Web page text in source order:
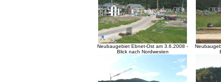
Neubaugebiet Ebnet-Ost am 3.6.2008 -
Blick nach Nordwesten